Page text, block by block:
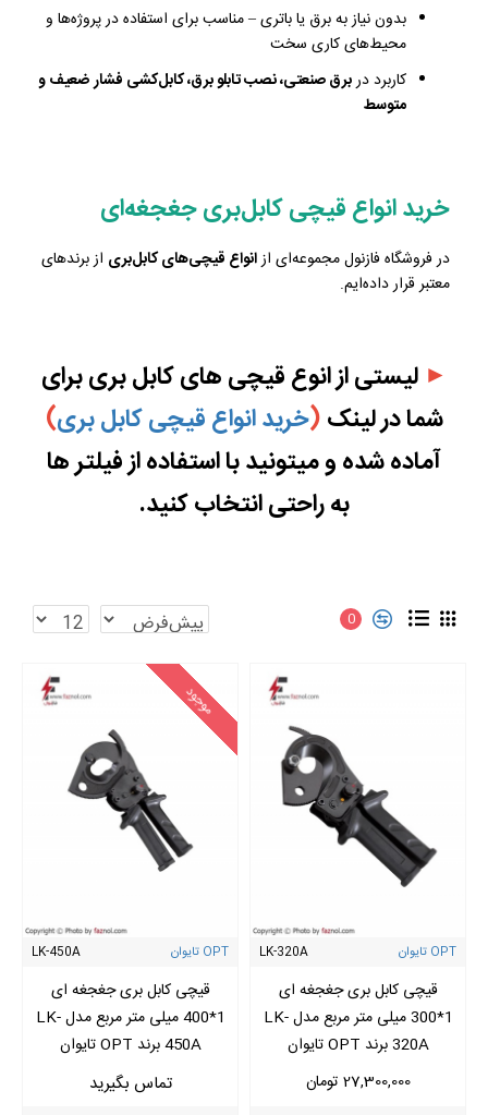
بدون نیاز به برق یا باتری – مناسب برای استفاده در پروژه‌ها و
محیط‌های کاری سخت
کاربرد دربرق صنعتی، نصب تابلو برق، کابل‌کشی فشار ضعیف و
متوسط
خرید انواع قیچی کابل‌بری جغجغه‌ای
در فروشگاه فازنول مجموعه‌ای ازانواع قیچی‌های کابل‌بری از برندهای
معتبر قرار داده‌ایم.
► لیستی از انوع قیچی های کابل بری برای
شما در لینک(خرید انواع قیچی کابل بری)
آماده شده و میتونید با استفاده از فیلتر ها
به راحتی انتخاب کنید.
0
OPT تایوان LK-320A
قیچی کابل بری جغجغه ای
1*300 میلی متر مربع مدل LK-
320A برند OPT تایوان
27,300,000 تومان
موجود
OPT تایوان LK-450A
قیچی کابل بری جغجغه ای
1*400 میلی متر مربع مدل LK-
450A برند OPT تایوان